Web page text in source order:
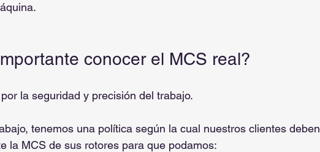
conocer el MCS real?
la seguridad y precisión del trabajo.
tenemos una política según la cual nuestros clientes deben
la MCS de sus rotores para que podamos: